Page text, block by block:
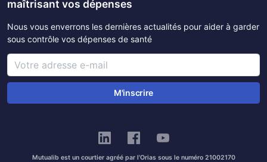
maîtrisant vos dépenses
Nous vous enverrons les dernières actualités pour aider à garder
sous contrôle vos dépenses de santé
M'inscrire
Mutualib est un courtier agréé par l'Orias sous le numéro 21002170